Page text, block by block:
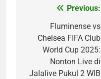
navigation
Previous:
Fluminense vs
Chelsea FIFA Club
World Cup 2025:
Nonton Live di
Jalalive Pukul 2 WIB